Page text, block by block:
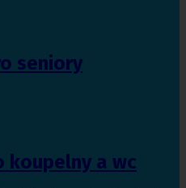
seniory
koupelny a wc